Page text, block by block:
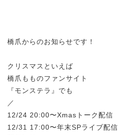
橋爪からのお知らせです！
クリスマスといえば
橋爪もものファンサイト
『モンステラ』でも
／
12/24 20:00〜Xmasトーク配信
12/31 17:00〜年末SPライブ配信